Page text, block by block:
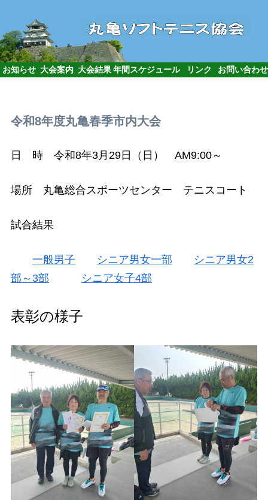
お知らせ 大会案内 大会結果 年間スケジュール リンク お問い合わせ
令和8年度丸亀春季市内大会
日 時 令和8年3月29日（日） AM9:00～
場所 丸亀総合スポーツセンター テニスコート
試合結果
一般男子 シニア男女一部
シニア男女2
部～3部
シニア女子4部
表彰の様子